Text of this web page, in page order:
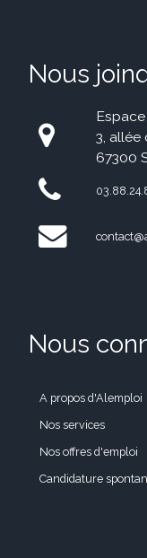
Nous
3, allée
67300
Nous
A propos d'Alemploi
Nos services
Nos offres d'emploi
Candidature